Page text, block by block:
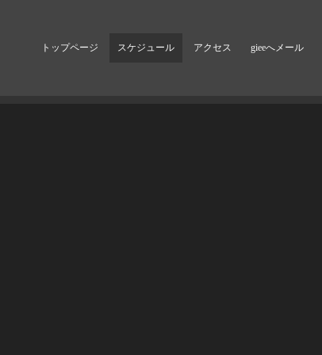
トップページ スケジュール アクセス gieeへメール